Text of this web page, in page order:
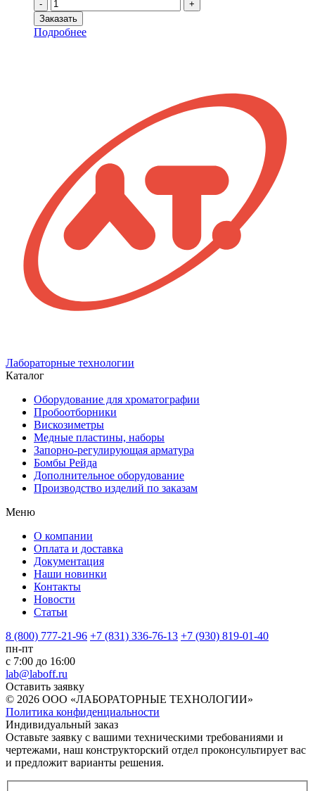
-
товара
Пикнометр
П-1ЛТ
+
Заказать
Подробнее
Лабораторные технологии
Каталог
Оборудование для хроматографии
Пробоотборники
Вискозиметры
Медные пластины, наборы
Запорно-регулирующая арматура
Бомбы Рейда
Дополнительное оборудование
Производство изделий по заказам
Меню
О компании
Оплата и доставка
Документация
Наши новинки
Контакты
Новости
Статьи
8 (800) 777-21-96 +7 (831) 336-76-13 +7 (930) 819-01-40
пн-пт
с 7:00 до 16:00
lab@laboff.ru
Оставить заявку
© 2026 ООО «ЛАБОРАТОРНЫЕ ТЕХНОЛОГИИ»
Политика конфиденциальности
Индивидуальный заказ
Оставьте заявку с вашими техническими требованиями и
чертежами, наш конструкторский отдел проконсультирует вас
и предложит варианты решения.